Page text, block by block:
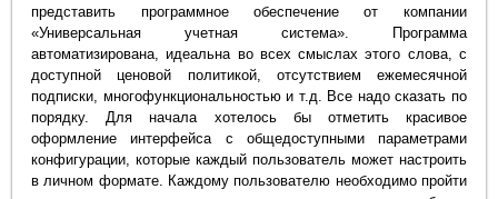
представить программное обеспечение от компании
«Универсальная учетная система». Программа
автоматизирована, идеальна во всех смыслах этого слова, с
доступной ценовой политикой, отсутствием ежемесячной
подписки, многофункциональностью и т.д. Все надо сказать по
порядку. Для начала хотелось бы отметить красивое
оформление интерфейса с общедоступными параметрами
конфигурации, которые каждый пользователь может настроить
в личном формате. Каждому пользователю необходимо пройти